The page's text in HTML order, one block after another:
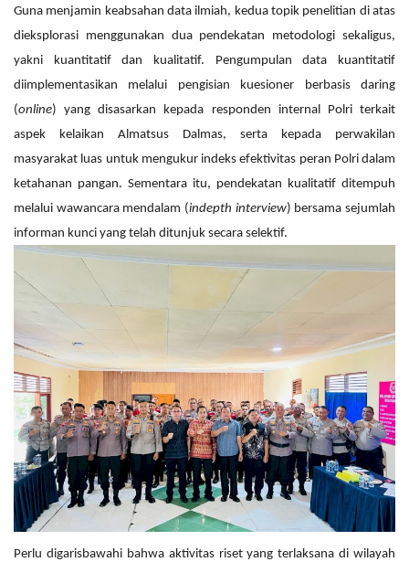
Guna menjamin keabsahan data ilmiah, kedua topik penelitian di atas
dieksplorasi menggunakan dua pendekatan metodologi sekaligus,
yakni kuantitatif dan kualitatif. Pengumpulan data kuantitatif
diimplementasikan melalui pengisian kuesioner berbasis daring
(online) yang disasarkan kepada responden internal Polri terkait
aspek kelaikan Almatsus Dalmas, serta kepada perwakilan
masyarakat luas untuk mengukur indeks efektivitas peran Polri dalam
ketahanan pangan. Sementara itu, pendekatan kualitatif ditempuh
melalui wawancara mendalam (indepth interview) bersama sejumlah
informan kunci yang telah ditunjuk secara selektif.
Perlu digarisbawahi bahwa aktivitas riset yang terlaksana di wilayah